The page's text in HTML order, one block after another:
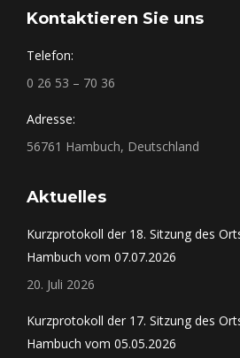
Kontaktieren Sie uns
Telefon:
0 26 53 – 70 36
Adresse:
56761 Hambuch, Deutschland
Aktuelles
Kurzprotokoll der 18. Sitzung des
Hambuch vom 07.07.2026
20. Juli 2026
Kurzprotokoll der 17. Sitzung des
Hambuch vom 05.05.2026